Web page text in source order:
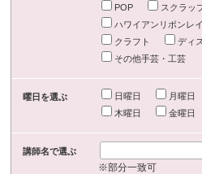
POP
スクラッ
ハワイアンリボンレイ
クラフト
ディ
その他手芸・工芸
曜日を選ぶ 日曜日 月曜日
木曜日
金曜日
講師名で選ぶ
※部分一致可